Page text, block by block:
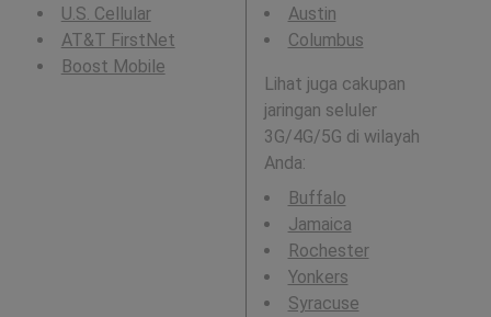
U.S. Cellular
AT&T FirstNet
Boost Mobile
Austin
Columbus
Lihat juga cakupan
jaringan seluler
3G/4G/5G di wilayah
Anda:
Buffalo
Jamaica
Rochester
Yonkers
Syracuse